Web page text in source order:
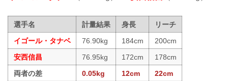
選手名 計量結果 身長
リーチ
イゴール・タナベ
76.90kg 184cm
200cm
安西信昌
76.95kg 172cm
178cm
両者の差
0.05kg 12cm 22cm